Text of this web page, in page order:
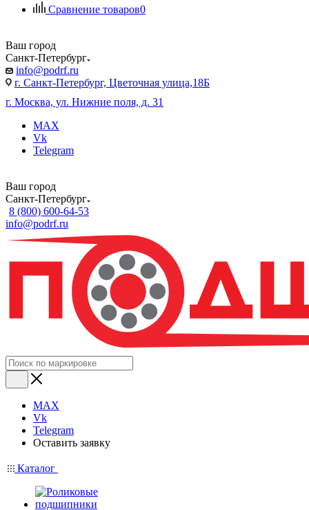
Сравнение товаров0
Ваш город
Санкт-Петербург
info@podrf.ru
г. Санкт-Петербург, Цветочная улица,18Б
г. Москва, ул. Нижние поля, д. 31
MAX
Vk
Telegram
Ваш город
Санкт-Петербург
8 (800) 600-64-53
info@podrf.ru
MAX
Vk
Telegram
Оставить заявку
Каталог